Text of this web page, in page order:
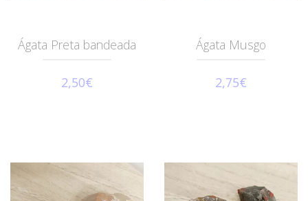
Ágata Preta bandeada
2,50€
Ágata Musgo
2,75€